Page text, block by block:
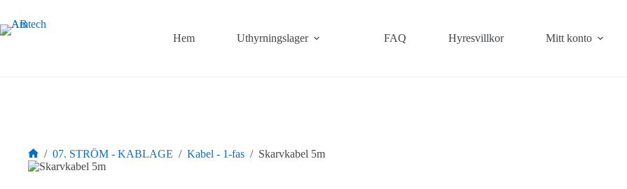
innehåll
Hem Uthyrningslager FAQ Hyresvillkor Mitt konto
Hem
/ 07. STRÖM - KABLAGE / Kabel - 1-fas / Skarvkabel 5m